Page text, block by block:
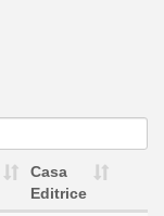
Casa
Editrice